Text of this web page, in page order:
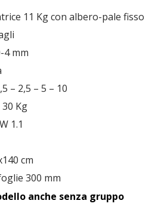
11 Kg con albero-pale fisso
4 mm
– 2,5 – 5 – 10
Kg
1.1
cm
300 mm
anche senza gruppo